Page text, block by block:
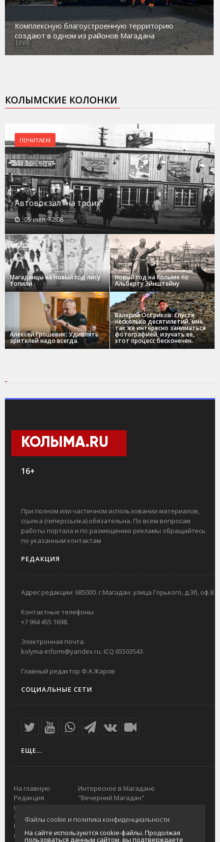
Магадан присоединился к пилотному проекту по
работе с несовершеннолетними из групп
социального риска «Переправа»
КОЛЫМСКИЕ КОЛОНКИ
ПОЧИТАЕМ
Автовокзал "на троих"
05-июл, 12:08
Магаданцы на Новый год лису
топили
Новый год на Колыме по
Альберту Эйнштейну
Алексей Грошевик: Удивлять
зрителей надо всегда.
Валерий Остриков: Спустя
несколько десятилетий, мне
так же интересно заниматься
фотографией, изучать ее,
этот процесс бесконечен.
КОЛЫМА.RU
16+
При полном или частичном использовании материалов,
ссылка (гиперссылка) обязательна. По всем вопросам
работы портала и по размещению рекламы обращайтесь
по указанным контактам
РЕДАКЦИЯ
Адрес редакции: 685000. г.Магадан. улица Горького, д.3б, оф.8
Контактные телефоны:
+7 964 455 1698.
Электронная почта:
kolyma-inform@yandex.ru. ICQ 65503543.
Главный редактор Ф.А.Жаров
СОЦИАЛЬНЫЕ СЕТИ
ЕЩЕ...
На главную
Редакция
портала
О проекте
Реклама на
портале
Интересное в Магадане
"Вечерний Магадан"
Реклама
Главный туристический портал
Колымы
Файлы cookie и политика конфиденциальности.
На сайте используются cookie-файлы. Продолжая
пользоваться данным сайтом, вы подтверждаете